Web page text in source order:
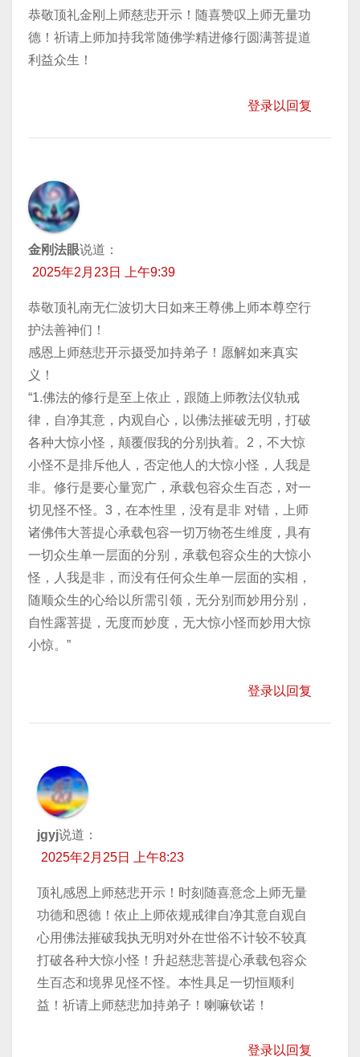
恭敬顶礼金刚上师慈悲开示！随喜赞叹上师无量功
德！祈请上师加持我常随佛学精进修行圆满菩提道
利益众生！
登录以回复
金刚法眼说道：
2025年2月23日 上午9:39
恭敬顶礼南无仁波切大日如来王尊佛上师本尊空行
护法善神们！
感恩上师慈悲开示摄受加持弟子！愿解如来真实
义！
“1.佛法的修行是至上依止，跟随上师教法仪轨戒
律，自净其意，内观自心，以佛法摧破无明，打破
各种大惊小怪，颠覆假我的分别执着。2，不大惊
小怪不是排斥他人，否定他人的大惊小怪，人我是
非。修行是要心量宽广，承载包容众生百态，对一
切见怪不怪。3，在本性里，没有是非 对错，上师
诸佛伟大菩提心承载包容一切万物苍生维度，具有
一切众生单一层面的分别，承载包容众生的大惊小
怪，人我是非，而没有任何众生单一层面的实相，
随顺众生的心给以所需引领，无分别而妙用分别，
自性露菩提，无度而妙度，无大惊小怪而妙用大惊
小惊。”
登录以回复
jgyj说道：
2025年2月25日 上午8:23
顶礼感恩上师慈悲开示！时刻随喜意念上师无量
功德和恩德！依止上师依规戒律自净其意自观自
心用佛法摧破我执无明对外在世俗不计较不较真
打破各种大惊小怪！升起慈悲菩提心承载包容众
生百态和境界见怪不怪。本性具足一切恒顺利
益！祈请上师慈悲加持弟子！喇嘛钦诺！
登录以回复